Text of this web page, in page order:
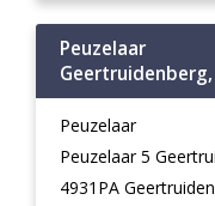
Peuzelaar
Peuzelaar
Peuzelaar 5
4931PA